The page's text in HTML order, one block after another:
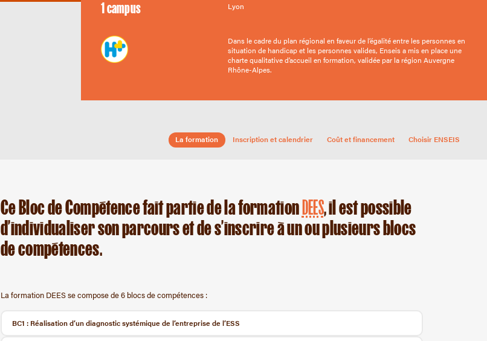
1 campus Lyon
Dans le cadre du plan régional en faveur de l’égalité entre les personnes en
situation de handicap et les personnes valides, Enseis a mis en place une
charte qualitative d’accueil en formation, validée par la région Auvergne
Rhône-Alpes.
La formation Inscription et calendrier Coût et financement Choisir ENSEIS
Ce Bloc de Compétence fait partie de la formationDEES, il est possible
d’individualiser son parcours et de s’inscrire à un ou plusieurs blocs
de compétences.
La formation DEES se compose de 6 blocs de compétences :
BC1 : Réalisation d’un diagnostic systémique de l’entreprise de l’ESS